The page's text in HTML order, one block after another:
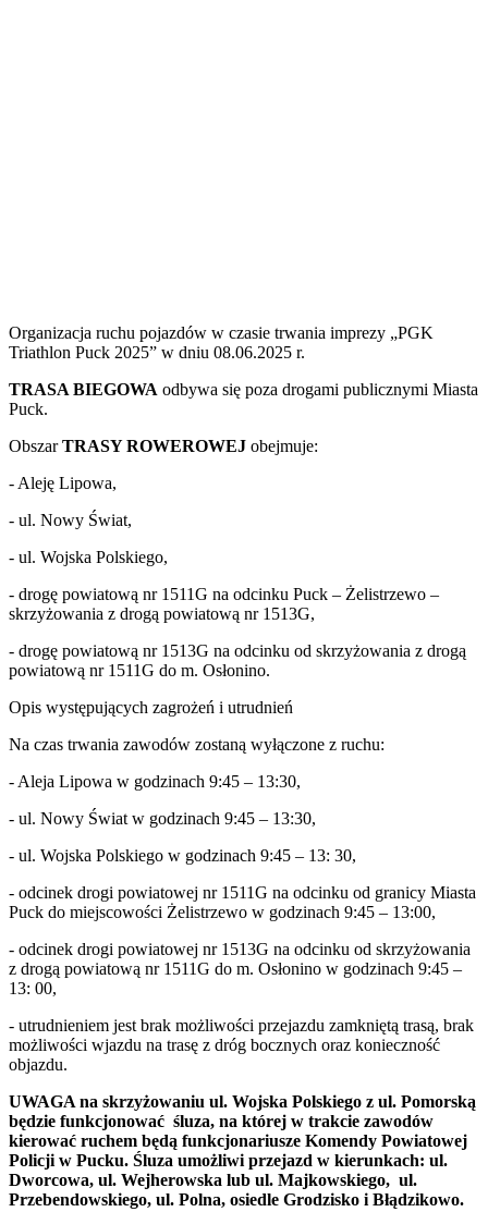
Organizacja ruchu pojazdów w czasie trwania imprezy „PGK
Triathlon Puck 2025” w dniu 08.06.2025 r.
TRASA BIEGOWA odbywa się poza drogami publicznymi Miasta
Puck.
ObszarTRASY ROWEROWEJ obejmuje:
- Aleję Lipowa,
- ul. Nowy Świat,
- ul. Wojska Polskiego,
- drogę powiatową nr 1511G na odcinku Puck – Żelistrzewo –
skrzyżowania z drogą powiatową nr 1513G,
- drogę powiatową nr 1513G na odcinku od skrzyżowania z drogą
powiatową nr 1511G do m. Osłonino.
Opis występujących zagrożeń i utrudnień
Na czas trwania zawodów zostaną wyłączone z ruchu:
- Aleja Lipowa w godzinach 9:45 – 13:30,
- ul. Nowy Świat w godzinach 9:45 – 13:30,
- ul. Wojska Polskiego w godzinach 9:45 – 13: 30,
- odcinek drogi powiatowej nr 1511G na odcinku od granicy Miasta
Puck do miejscowości Żelistrzewo w godzinach 9:45 – 13:00,
- odcinek drogi powiatowej nr 1513G na odcinku od skrzyżowania
z drogą powiatową nr 1511G do m. Osłonino w godzinach 9:45 –
13: 00,
- utrudnieniem jest brak możliwości przejazdu zamkniętą trasą, brak
możliwości wjazdu na trasę z dróg bocznych oraz konieczność
objazdu.
UWAGA na skrzyżowaniu ul. Wojska Polskiego z ul. Pomorską
będzie funkcjonować śluza, na której w trakcie zawodów
kierować ruchem będą funkcjonariusze Komendy Powiatowej
Policji w Pucku. Śluza umożliwi przejazd w kierunkach: ul.
Dworcowa, ul. Wejherowska lub ul. Majkowskiego, ul.
Przebendowskiego, ul. Polna, osiedle Grodzisko i Błądzikowo.